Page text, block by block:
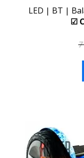
LED | BT |
☑